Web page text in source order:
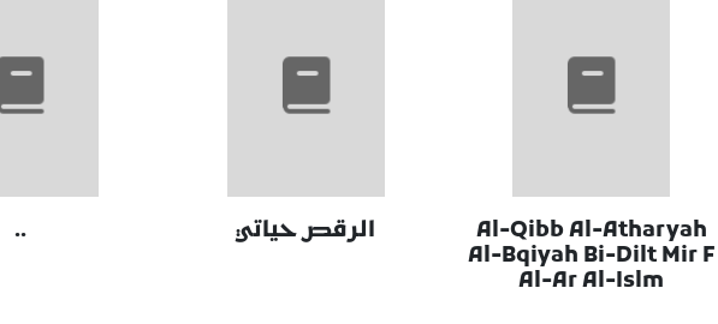
Al-Qibb Al-Atharyah
Al-Bqiyah Bi-Dilt Mir F
Al-Ar Al-Islm
الرقص حياتي ..